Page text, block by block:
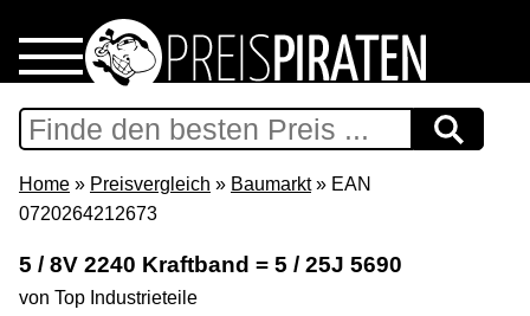
Home
Download
Support & Newsletter
Home » Preisvergleich » Baumarkt» EAN
0720264212673
5 / 8V 2240 Kraftband = 5 / 25J 5690
von Top Industrieteile